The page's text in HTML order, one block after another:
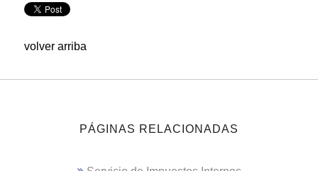
volver arriba
PÁGINAS RELACIONADAS